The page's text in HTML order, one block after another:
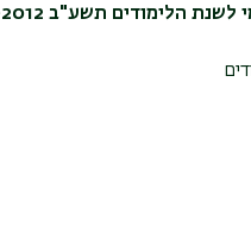
הלימודים תשע"ב 2011-2012